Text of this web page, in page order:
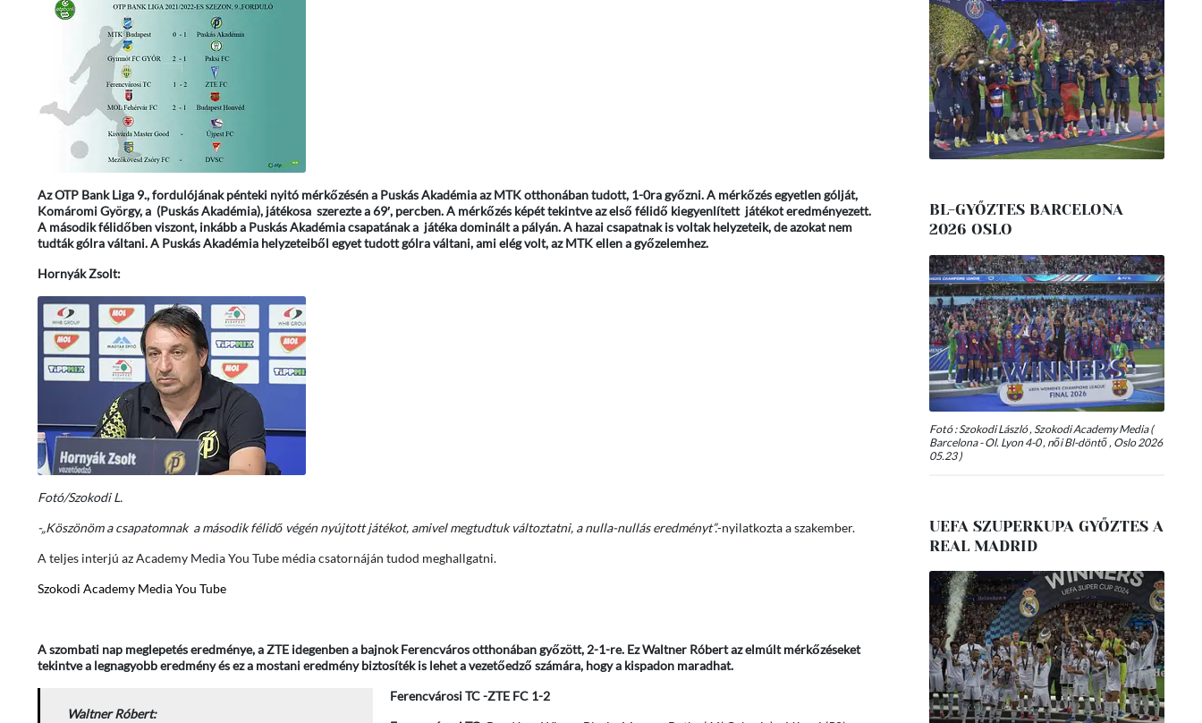
Az OTP Bank Liga 9., fordulójának pénteki nyitó mérkőzésén a Puskás Akadémia az MTK otthonában tudott, 1-0ra győzni. A mérkőzés egyetlen gólját,
Komáromi György, a (Puskás Akadémia), játékosa szerezte a 69′, percben. A mérkőzés képét tekintve az első félidő kiegyenlített játékot eredményezett.
A második félidőben viszont, inkább a Puskás Akadémia csapatának a játéka dominált a pályán. A hazai csapatnak is voltak helyzeteik, de azokat nem
tudták gólra váltani. A Puskás Akadémia helyzeteiből egyet tudott gólra váltani, ami elég volt, az MTK ellen a győzelemhez.
Hornyák Zsolt:
Fotó/Szokodi L.
-„Köszönöm a csapatomnak a második félidő végén nyújtott játékot, amivel megtudtuk változtatni, a nulla-nullás eredményt”.-nyilatkozta a szakember.
A teljes interjú az Academy Media You Tube média csatornáján tudod meghallgatni.
Szokodi Academy Media You Tube
A szombati nap meglepetés eredménye, a ZTE idegenben a bajnok Ferencváros otthonában győzött, 2-1-re. Ez Waltner Róbert az elmúlt mérkőzéseket
tekintve a legnagyobb eredmény és ez a mostani eredmény biztosíték is lehet a vezetőedző számára, hogy a kispadon maradhat.
Waltner Róbert:
Ferencvárosi TC -ZTE FC 1-2
BL-GYŐZTES BARCELONA
2026 OSLO
Fotó : Szokodi László , Szokodi Academy Media (
Barcelona - Ol. Lyon 4-0 , női Bl-döntő , Oslo 2026
05.23 )
UEFA SZUPERKUPA GYŐZTES A
REAL MADRID